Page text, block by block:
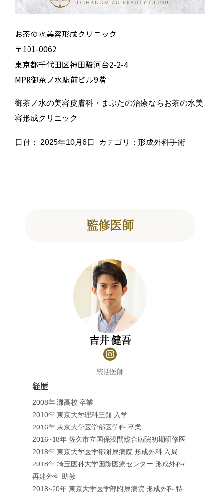
お茶の水美容形成クリニック
〒101-0062
東京都千代田区神田駿河台2-2-4
MPR御茶ノ水駅前ビル9階
御茶ノ水の美容皮膚科・まぶたの治療ならお茶の水美
容形成クリニック
日付： 2025年10月6日 カテゴリ： 形成外科手術
監修医師
吉井 健吾
統括医師
経歴
2008年 灘高校 卒業
2010年 東京大学理科三類 入学
2016年 東京大学医学部医学科 卒業
2016~18年 佐久市立国保浅間総合病院初期研修医
2018年 東京大学医学部附属病院 形成外科 入局
2018年 埼玉医科大学国際医療センター 形成外科/
再建外科 助教
2018~20年 東京大学医学部附属病院 形成外科 特